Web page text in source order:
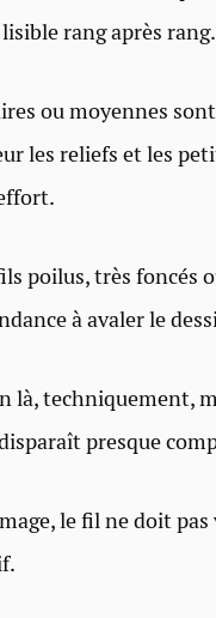
rang après rang.
ou moyennes
les reliefs et les
poilus, très foncés
à avaler le
là, techniquement,
presque
le fil ne doit pas